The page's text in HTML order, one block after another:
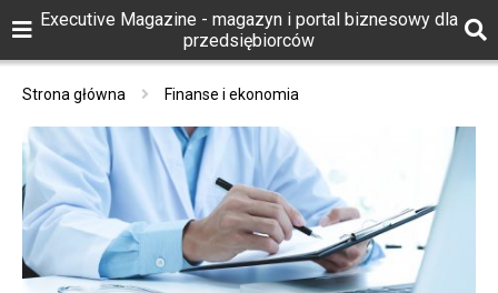
Executive Magazine - magazyn i portal biznesowy dla
przedsiębiorców
Strona główna Finanse i ekonomia